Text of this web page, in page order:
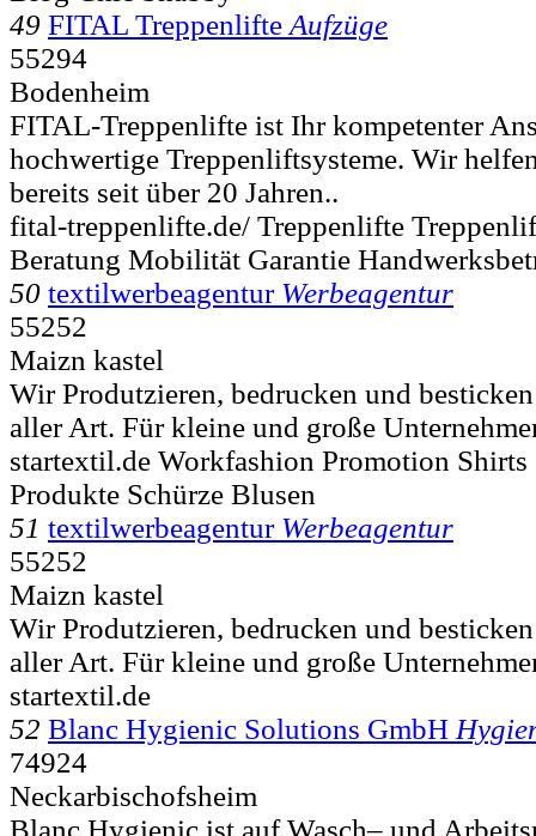
49 FITAL Treppenlifte Aufzüge
55294
Bodenheim
FITAL-Treppenlifte ist Ihr kompetenter
hochwertige Treppenliftsysteme. Wir
bereits seit über 20 Jahren..
fital-treppenlifte.de/ Treppenlifte
Beratung Mobilität Garantie
50 textilwerbeagentur Werbeagentur
55252
Maizn kastel
Wir Produtzieren, bedrucken und
aller Art. Für kleine und große
startextil.de Workfashion Promotion
Produkte Schürze Blusen
51 textilwerbeagentur Werbeagentur
55252
Maizn kastel
Wir Produtzieren, bedrucken und
aller Art. Für kleine und große
startextil.de
52 Blanc Hygienic Solutions GmbH
74924
Neckarbischofsheim
Blanc Hygienic ist auf Wasch– und